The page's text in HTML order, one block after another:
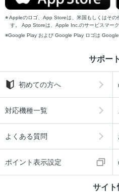
Appleのロゴ、App Storeは、米国もしくはそ
す。 App Storeは、Apple Inc.のサービスマーク
Google Play および Google Play ロゴは Google
サポー
初めての方へ
対応機種一覧
よくある質問
ポイント表示設定
サイト